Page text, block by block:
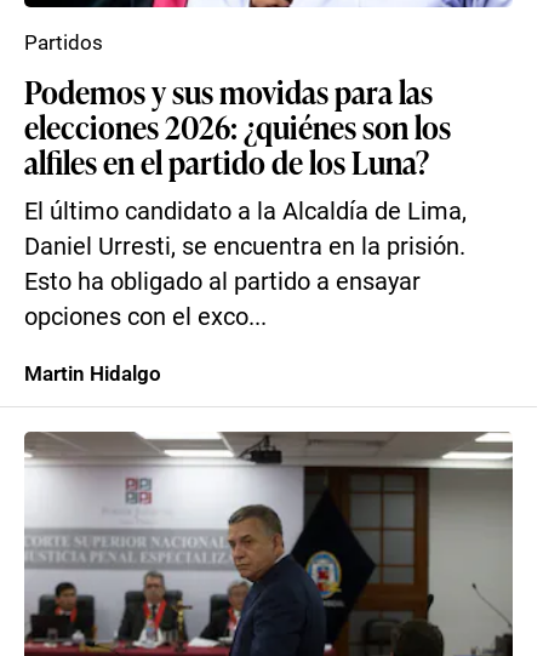
Podemos y sus movidas para las
elecciones 2026: ¿quiénes son los
alfiles en el partido de los Luna?
El último candidato a la Alcaldía de Lima,
Daniel Urresti, se encuentra en la prisión.
Esto ha obligado al partido a ensayar
opciones con el exco...
Partidos
Martin Hidalgo